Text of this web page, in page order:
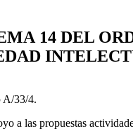
14 DEL
A/33/4.
a las propuestas